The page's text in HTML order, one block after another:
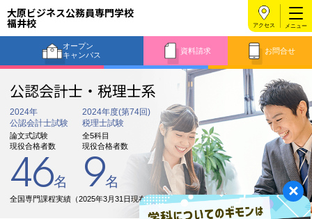
大原ビジネス公務員専門学校
福井校
オープン
キャンパス
資料請求 お問合せ
アクセス
公認会計士・税理士系
2024年
公認会計士試験
論文式試験
現役合格者数
46名
2024年度(第74回)
税理士試験
全5科目
現役合格者数
9名
全国専門課程実績（2025年3月31日現在）